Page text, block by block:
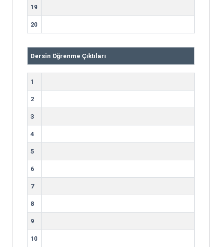
19
20
Dersin Öğrenme Çıktıları
1
2
3
4
5
6
7
8
9
10